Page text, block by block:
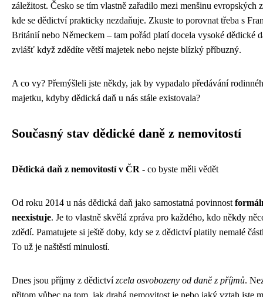
záležitost. Česko se tím vlastně zařadilo mezi menšinu evropských
kde se dědictví prakticky nezdaňuje. Zkuste to porovnat třeba s
Británií nebo Německem – tam pořád platí docela vysoké dědické
zvlášť když zdědíte větší majetek nebo nejste blízký příbuzný.
A co vy? Přemýšleli jste někdy, jak by vypadalo předávání
majetku, kdyby dědická daň u nás stále existovala?
Současný stav dědické daně z nemovitostí
Dědická daň z nemovitostí v ČR - co byste měli vědět
Od roku 2014 u nás dědická daň jako samostatná povinnost
neexistuje. Je to vlastně skvělá zpráva pro každého, kdo někdy
zdědí. Pamatujete si ještě doby, kdy se z dědictví platily nemalé
To už je naštěstí minulostí.
Dnes jsou příjmy z dědictvízcela osvobozeny od daně z příjmů.
přitom vůbec na tom, jak drahá nemovitost je nebo jaký vztah jste